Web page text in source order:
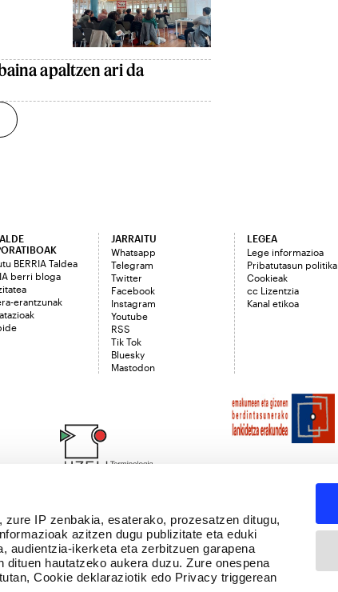
zure IP zenbakia, esaterako, prozesatzen ditugu,
azitzen dugu publizitate eta eduki
audientzia-ikerketa eta zerbitzuen garapena
hautatzeko aukera duzu. Zure onespena
Cookie deklaraziotik edo Privacy triggerean
apaltzen ari da
BERRIA Taldea
berri bloga
erantzunak
JARRAITU
Whatsapp
Telegram
Twitter
Facebook
Instagram
Youtube
RSS
Tik Tok
Bluesky
Mastodon
LEGEA
Lege informazioa
Pribatutasun politika
Cookieak
cc Lizentzia
Kanal etikoa